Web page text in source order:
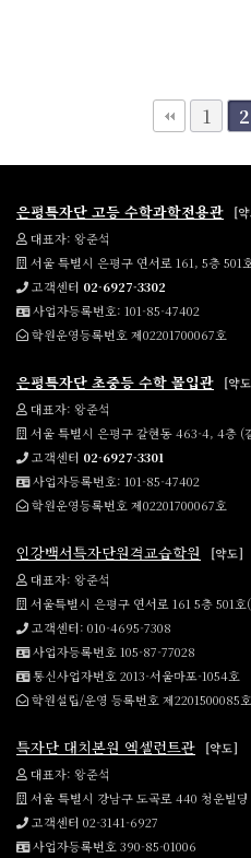
1 2
은평특자단 고등 수학과학전용관
[
대표자: 왕준석
서울 특별시 은평구 연서로 161, 5층 501
고객센터 02-6927-3302
사업자등록번호: 101-85-47402
학원운영등록번호 제02201700067호
은평특자단 초중등 수학 몰입관
[약
대표자: 왕준석
서울 특별시 은평구 갈현동 463-4, 4층 (
고객센터 02-6927-3301
사업자등록번호: 101-85-47402
학원운영등록번호 제02201700067호
인강백서특자단원격교습학원
[약도]
대표자: 왕준석
서울특별시 은평구 연서로 161 5층 501호
고객센터: 010-4695-7308
사업자등록번호 105-87-77028
통신사업자번호 2013-서울마포-1054호
학원설립/운영 등록번호 제2201500085
특자단 대치본원 엑셀런트관
[약도]
대표자: 왕준석
서울 특별시 강남구 도곡로 440 청운빌
고객센터 02-3141-6927
사업자등록번호 390-85-01006